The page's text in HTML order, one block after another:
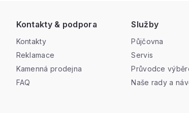
Kontakty & podpora
Kontakty
Reklamace
Kamenná prodejna
FAQ
Služby
Půjčovna
Servis
Průvodce
Naše rady a